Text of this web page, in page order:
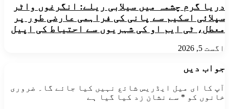
دریا گرم چشمہ میں سیلابی ریلے: انگرغوں واٹر
سپلائی اسکیم سے پانی کی فراہمی عارضی طور پر
معطل، ٹی ایم او کی شہریوں سے احتیاط کی اپیل
اگست 5, 2026
جواب دیں
آپ کا ای میل ایڈریس شائع نہیں کیا جائے گا۔
ضروری
خانوں کو * سے نشان زد کیا گیا ہے